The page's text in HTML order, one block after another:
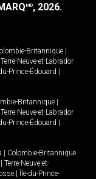
MD, 2026.
Britannique
Terre-Neuve-et-Labrador
du-Prince-Édouard
Britannique
Terre-Neuve-et-Labrador
du-Prince-Édouard
Colombie-Britannique
Terre-Neuve-et-
Île-du-Prince-